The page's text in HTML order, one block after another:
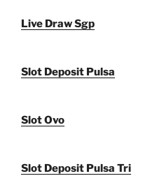
Live Draw Sgp
Slot Deposit Pulsa
Slot Ovo
Slot Deposit Pulsa Tri